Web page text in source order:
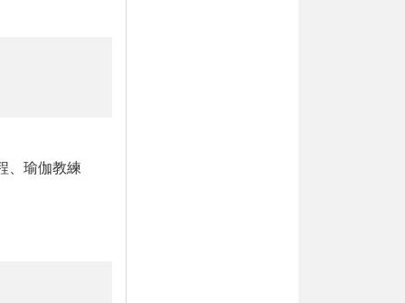
、瑜伽教練